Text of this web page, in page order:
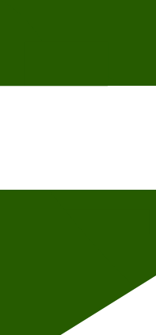
participants, or